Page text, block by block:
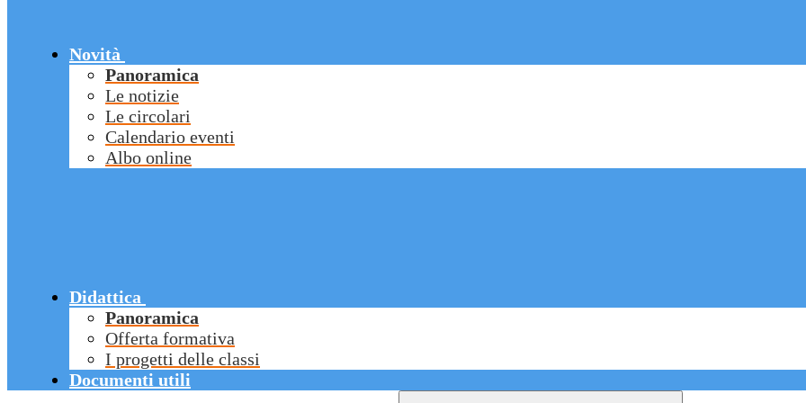
Novità
Panoramica
Le notizie
Le circolari
Calendario eventi
Albo online
Didattica
Panoramica
Offerta formativa
I progetti delle classi
Documenti utili